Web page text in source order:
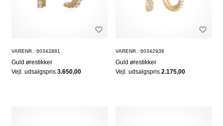
VARENR.: 60342881
Guld ørestikker
Vejl. udsalgspris 3.650,00
VARENR.: 60342938
Guld ørestikker
Vejl. udsalgspris2.175,00